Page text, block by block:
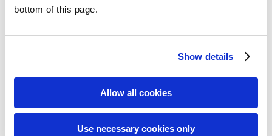
bottom of this page.
Show details
Allow all cookies
Use necessary cookies only
ダウンロード